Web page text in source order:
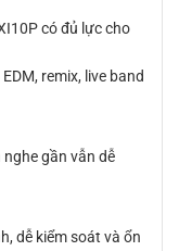
có đủ lực cho
remix, live band
gần vẫn dễ
dễ kiểm soát và ổn